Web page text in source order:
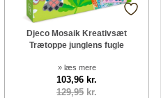
Djeco Mosaik Kreativsæt
Trætoppe junglens fugle
» læs mere
103,96 kr.
129,95 kr.